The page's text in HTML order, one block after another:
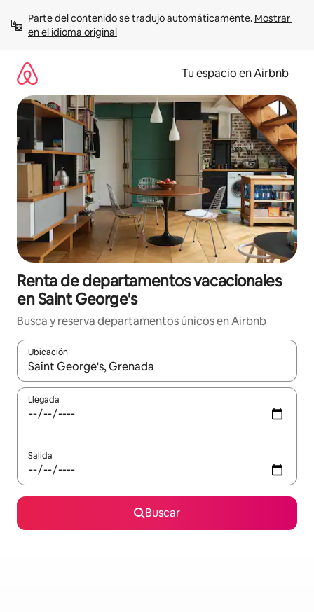
contenido
Parte del contenido se tradujo automáticamente. Mostrar
en el idioma original
Tu espacio en Airbnb
Renta de departamentos vacacionales
en Saint George's
Busca y reserva departamentos únicos en Airbnb
Ubicación
Cuando los resultados estén disponibles, podrás navegar
Llegada
Salida
Buscar